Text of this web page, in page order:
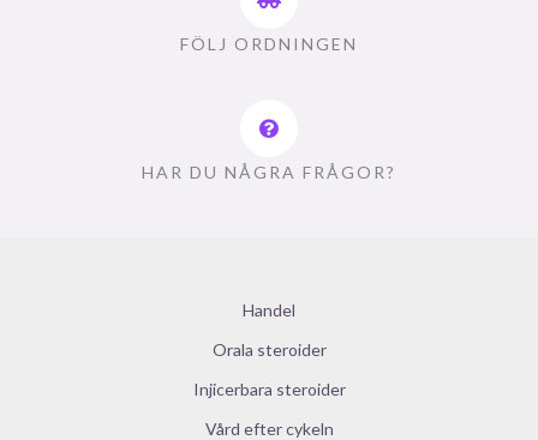
FÖLJ ORDNINGEN
HAR DU NÅGRA FRÅGOR?
Handel
Orala steroider
Injicerbara steroider
Vård efter cykeln